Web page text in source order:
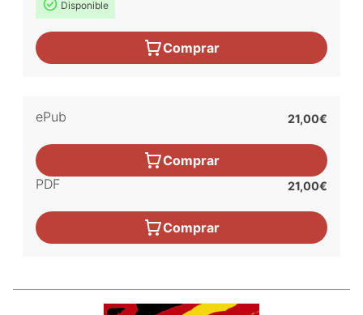
Disponible
Comprar
ePub 21,00€
Comprar
PDF
21,00€
Comprar